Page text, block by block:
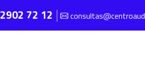
2902 72 12